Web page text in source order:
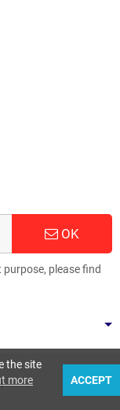
OK
please find
the site
more
ACCEPT